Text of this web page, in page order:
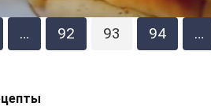
… 92 93 94 …